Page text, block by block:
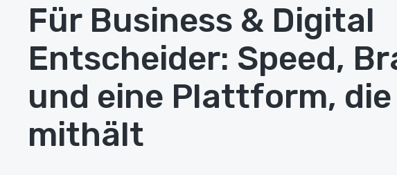
Für Business & Digital
Entscheider: Speed,
und eine Plattform, die
mithält